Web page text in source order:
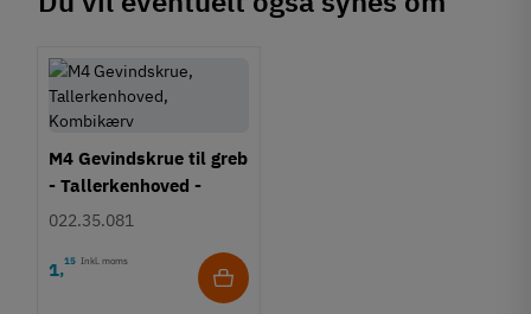
M4 Gevindskrue til greb
- Tallerkenhoved -
Krydskærv
022.35.081
1,15 Inkl. moms